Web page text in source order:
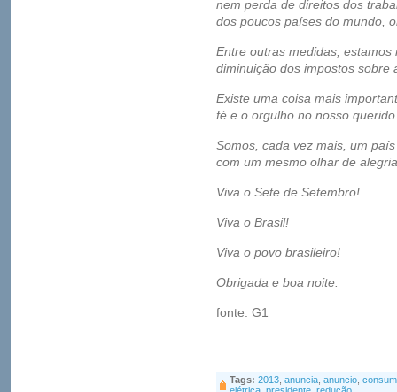
nem perda de direitos dos
dos poucos países do mundo,
Entre outras medidas,
diminuição dos impostos sobre
Existe uma coisa mais
fé e o orgulho no nosso
Somos, cada vez mais, um
com um mesmo olhar de
Viva o Sete de Setembro!
Viva o Brasil!
Viva o povo brasileiro!
Obrigada e boa noite.
fonte: G1
Tags: 2013 anuncia anuncio